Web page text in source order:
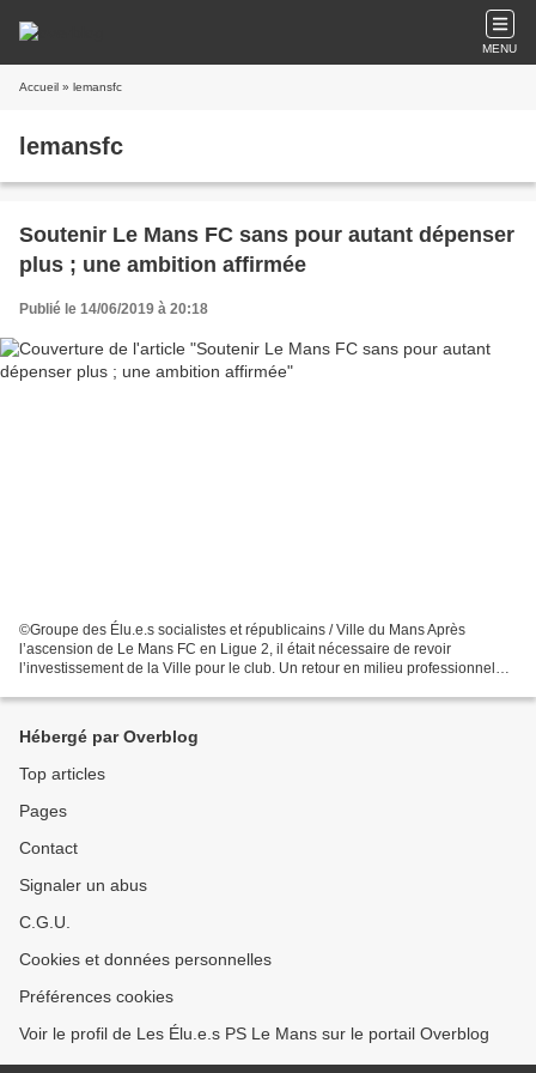
MENU
Accueil » lemansfc
lemansfc
Soutenir Le Mans FC sans pour autant dépenser
plus ; une ambition affirmée
Publié le 14/06/2019 à 20:18
©Groupe des Élu.e.s socialistes et républicains / Ville du Mans Après
l’ascension de Le Mans FC en Ligue 2, il était nécessaire de revoir
l’investissement de la Ville pour le club. Un retour en milieu professionnel
Hébergé par Overblog
Top articles
Pages
Contact
Signaler un abus
C.G.U.
Cookies et données personnelles
Préférences cookies
Voir le profil de Les Élu.e.s PS Le Mans sur le portail Overblog